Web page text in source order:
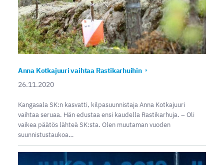
Anna Kotkajuuri vaihtaa Rastikarhuihin
26.11.2020
Kangasala SK:n kasvatti, kilpasuunnistaja Anna Kotkajuuri
vaihtaa seruaa. Hän edustaa ensi kaudella Rastikarhuja. – Oli
vaikea päätös lähteä SK:sta. Olen muutaman vuoden
suunnistustaukoa…